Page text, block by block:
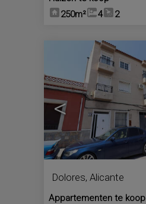
250m²
4 2
<
Dolores, Alicante
Appartementen te koop